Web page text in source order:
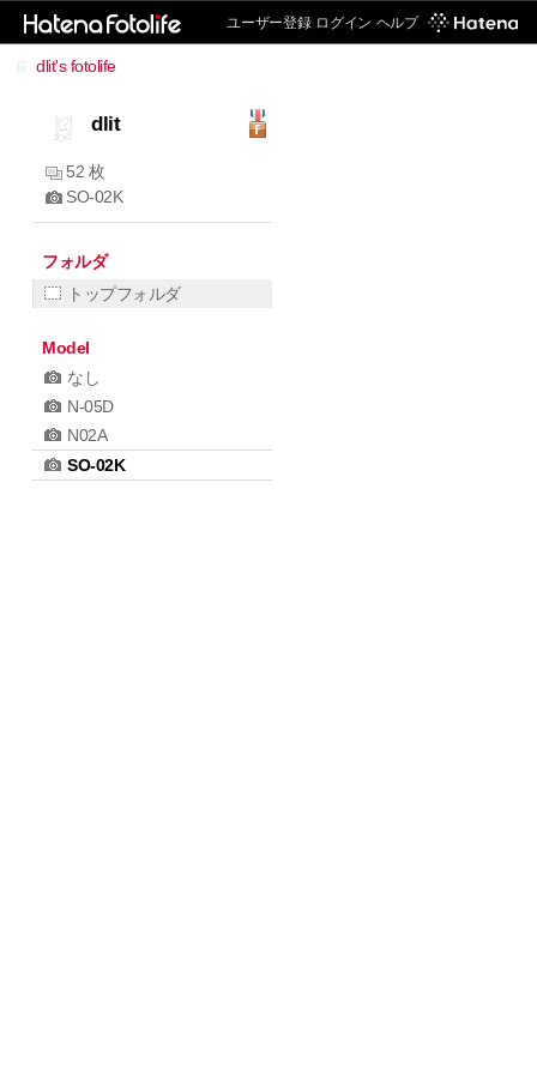
ユーザー登録 ログイン ヘルプ
dlit's fotolife
dlit
52 枚
SO-02K
フォルダ
トップフォルダ
Model
なし
N-05D
N02A
SO-02K